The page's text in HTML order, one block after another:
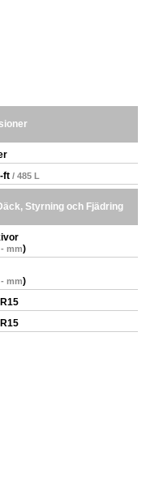
ft / 485 L
Styrning och Fjädring
mm)
mm)